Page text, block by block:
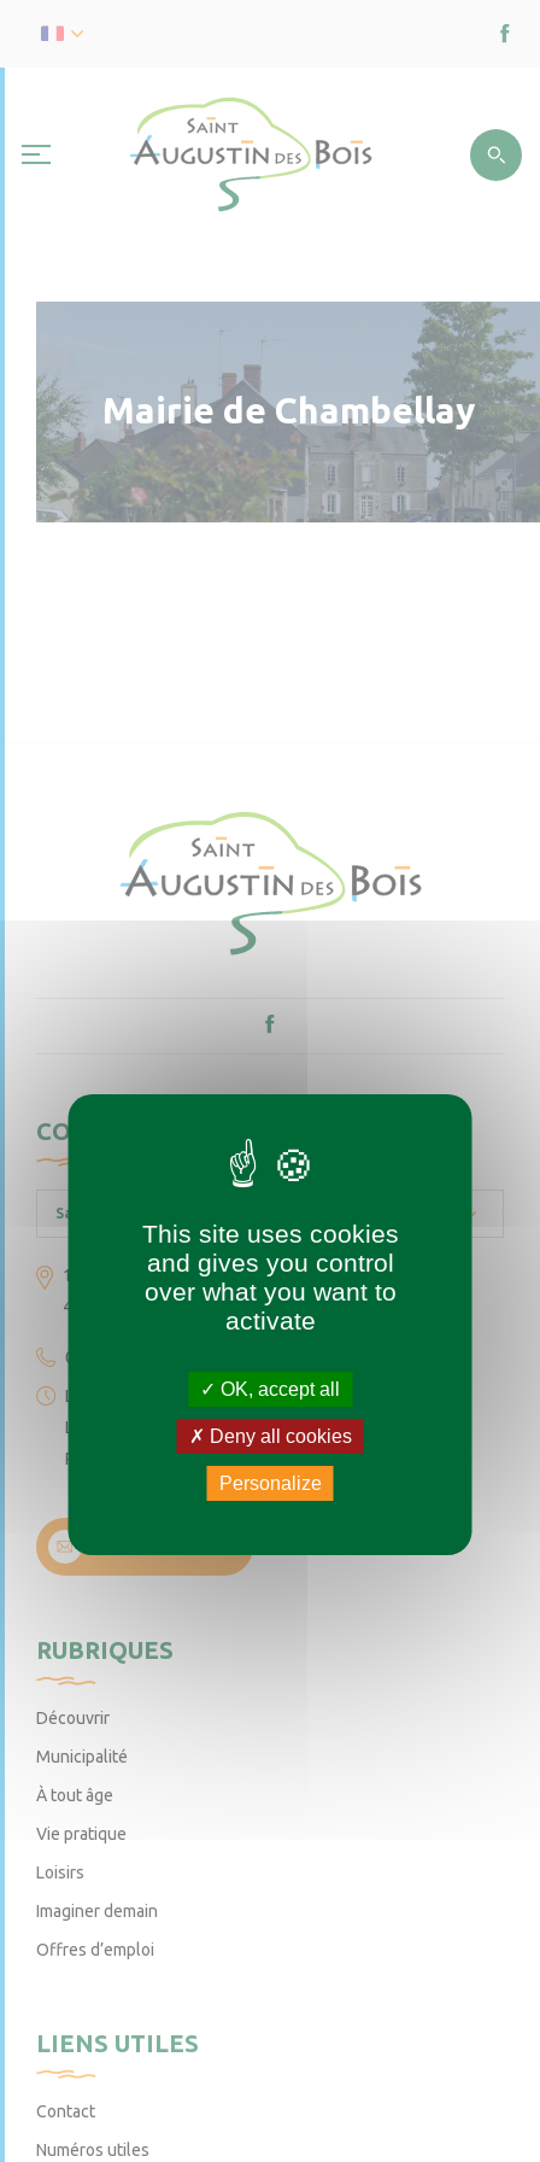
Mairie de Chambellay
CONTACTEZ-NOUS
Saint-Augustin-des-Bois
1 place de l’église
49170 Saint-Augustin-des-Bois
02 41 77 04 49
Lundi au vendredi de 9h à 12h
Le premier et troisième samedi du mois de 9h à 12h
Permanence téléphonique de 14h à 17h (sauf samedi)
RUBRIQUES
Découvrir
Municipalité
À tout âge
Vie pratique
Loisirs
Imaginer demain
Offres d’emploi
LIENS UTILES
Contact
Numéros utiles
This site uses cookies
and gives you control
over what you want to
activate
OK, accept all
Deny all cookies
Personalize